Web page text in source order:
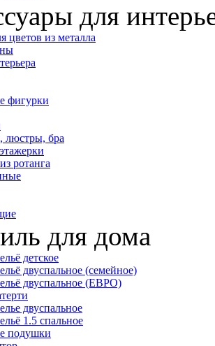
для
цветов из металла
фигурки
люстры, бра
ротанга
для дома
детское
двуспальное (семейное)
двуспальное (ЕВРО)
двуспальное
1.5 спальное
подушки